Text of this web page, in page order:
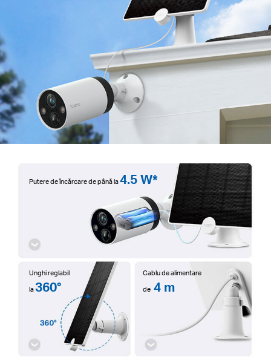
Putere de încărcarede până la4.5 W*
Unghi reglabil
la360°
Cablu de alimentare
de 4 m